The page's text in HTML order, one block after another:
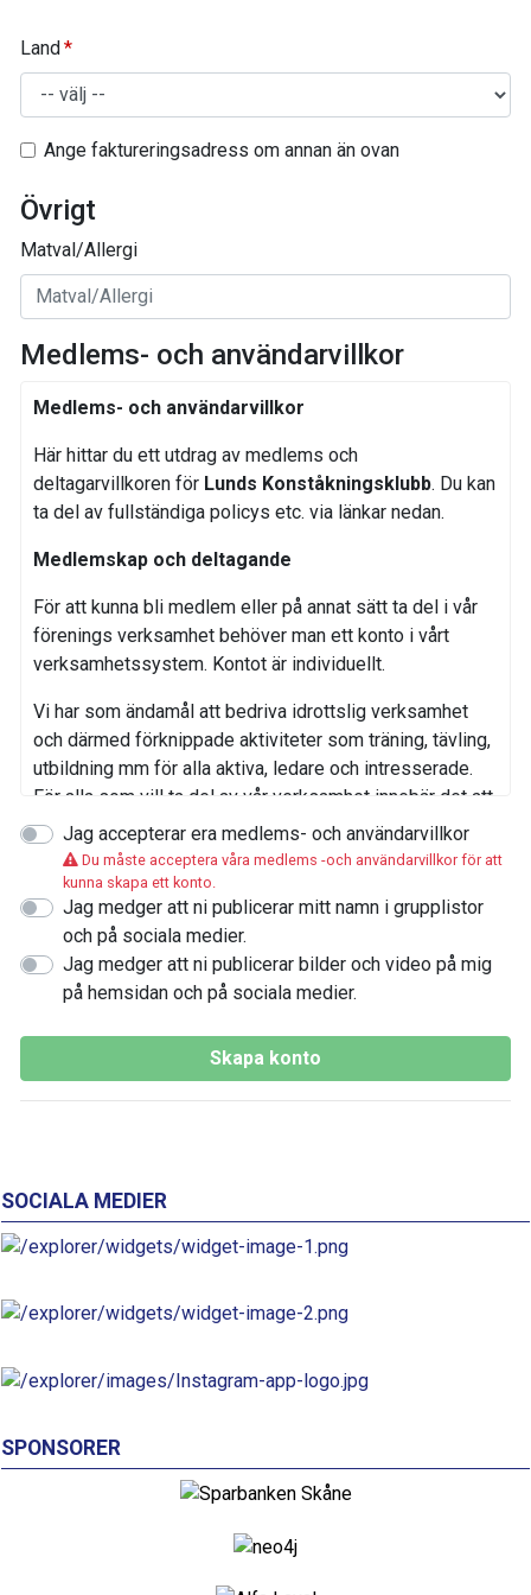
Land
Ange faktureringsadress om annan än ovan
Övrigt
Matval/Allergi
Medlems- och användarvillkor
Medlems- och användarvillkor
Här hittar du ett utdrag av medlems och
deltagarvillkoren för Lunds Konståkningsklubb. Du kan
ta del av fullständiga policys etc. via länkar nedan.
Medlemskap och deltagande
För att kunna bli medlem eller på annat sätt ta del i vår
förenings verksamhet behöver man ett konto i vårt
verksamhetssystem. Kontot är individuellt.
Vi har som ändamål att bedriva idrottslig verksamhet
och därmed förknippade aktiviteter som träning, tävling,
utbildning mm för alla aktiva, ledare och intresserade.
För alla som vill ta del av vår verksamhet innebär det att
ställa sig bakom och leva upp till vår värdegrund och
policys.
Uppförandekod och värdgrund
Vi följer Svenska konståkningsförbundets
uppförandekod. Du hittar den
här: https://www.skatesweden.se/var-
verksamhet/forbundet/uppforandekod. I tillägg har vi i
vår klubb dessutom specifika värdegrunder för
akare/
Värdegrund
Värdegrund
Behandling av personuppgifter
För att föreningen ska kunna bedriva sin verksamhet
som medlemmarna önskar och krav inom
idrottsrörelsen behandlas personuppgifter nödvändiga
säkert sätt i enlighet med vår Integritetspolicy och
Jag accepterar era medlems- och användarvillkor
Du måste acceptera våra medlems -och användarvillkor för att
kunna skapa ett konto.
Jag medger att ni publicerar mitt namn i grupplistor
och på sociala medier.
Jag medger att ni publicerar bilder och video på mig
på hemsidan och på sociala medier.
Skapa konto
SOCIALA MEDIER
SPONSORER